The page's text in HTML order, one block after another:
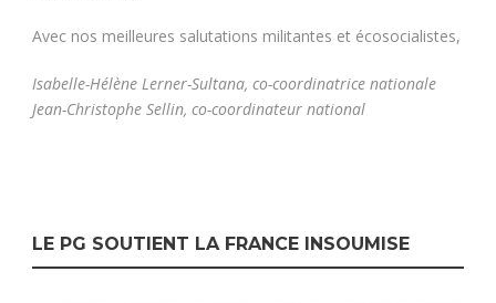
Avec nos meilleures salutations militantes et écosocialistes,
Isabelle-Hélène Lerner-Sultana, co-coordinatrice nationale
Jean-Christophe Sellin, co-coordinateur national
LE PG SOUTIENT LA FRANCE INSOUMISE